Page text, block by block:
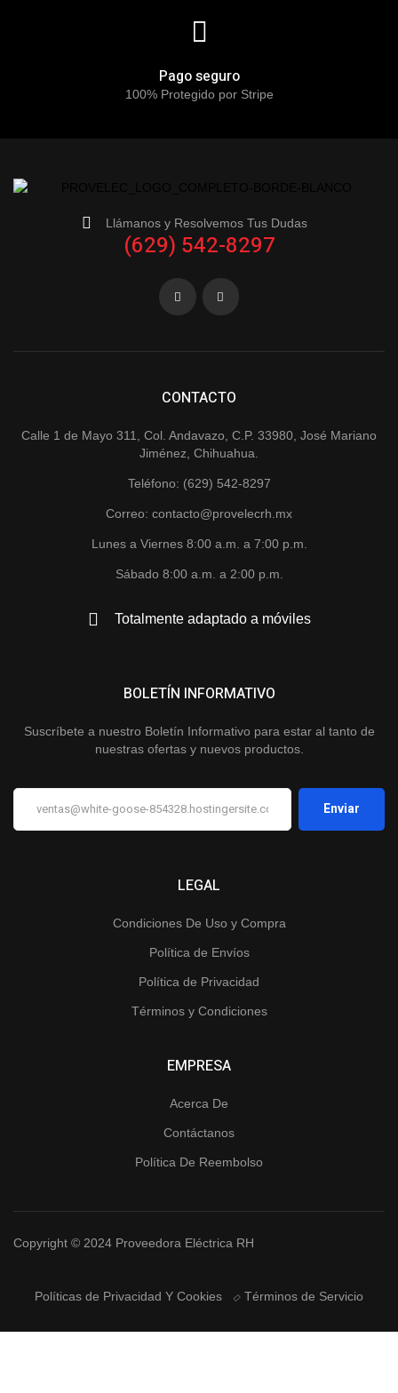
Pago seguro
100% Protegido por Stripe
Llámanos y Resolvemos Tus Dudas
(629) 542-8297
CONTACTO
Calle 1 de Mayo 311, Col. Andavazo, C.P. 33980, José Mariano
Jiménez, Chihuahua.
Teléfono: (629) 542-8297
Correo: contacto@provelecrh.mx
Lunes a Viernes 8:00 a.m. a 7:00 p.m.
Sábado 8:00 a.m. a 2:00 p.m.
Totalmente adaptado a móviles
LEGAL
Condiciones De Uso y Compra
Política de Envíos
Política de Privacidad
Términos y Condiciones
EMPRESA
Acerca De
Contáctanos
Política De Reembolso
BOLETÍN INFORMATIVO
Suscríbete a nuestro Boletín Informativo para estar al tanto de
nuestras ofertas y nuevos productos.
Copyright © 2024 Proveedora Eléctrica RH
Políticas de Privacidad Y Cookies Términos de Servicio